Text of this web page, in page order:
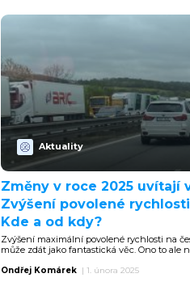
Aktuality
Změny v roce 2025 uvítají
Zvýšení povolené rychlosti
Kde a od kdy?
Zvýšení maximální povolené rychlosti na
může zdát jako fantastická věc. Ono to ale
Ondřej Komárek | 1. února 2025